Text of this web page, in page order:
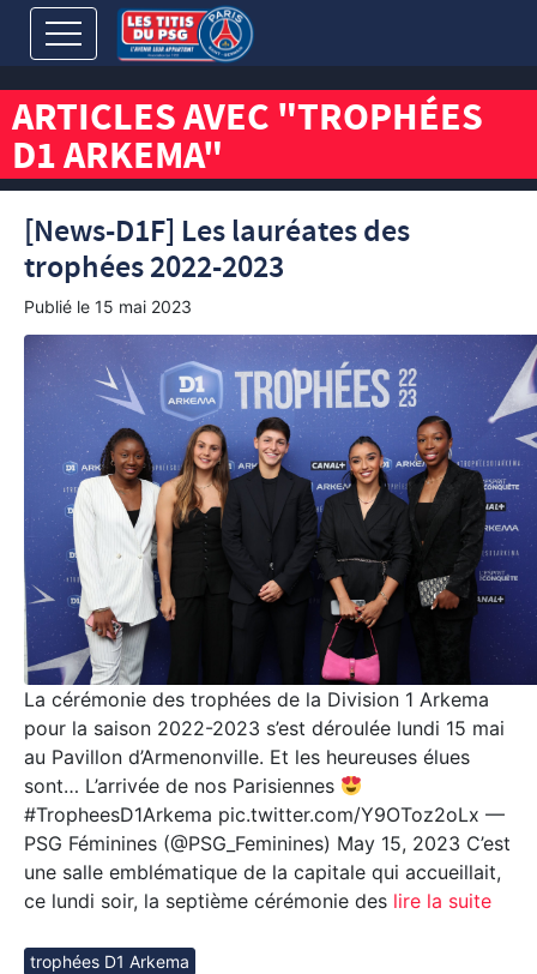
ARTICLES AVEC "TROPHÉES
D1 ARKEMA"
[News-D1F] Les lauréates des
trophées 2022-2023
Publié le 15 mai 2023
La cérémonie des trophées de la Division 1 Arkema
pour la saison 2022-2023 s’est déroulée lundi 15 mai
au Pavillon d’Armenonville. Et les heureuses élues
sont… L’arrivée de nos Parisiennes
#TropheesD1Arkema pic.twitter.com/Y9OToz2oLx —
PSG Féminines (@PSG_Feminines) May 15, 2023 C’est
une salle emblématique de la capitale qui accueillait,
ce lundi soir, la septième cérémonie des lire la suite
trophées D1 Arkema